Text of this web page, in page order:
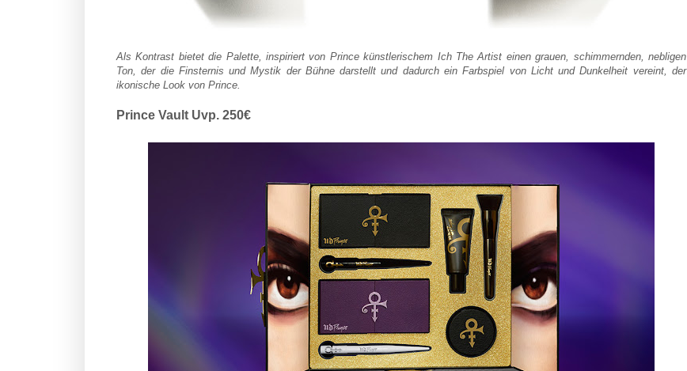
Als Kontrast bietet die Palette, inspiriert von Prince künstlerischem Ich The Artist einen grauen, schimmernden, nebligen
Ton, der die Finsternis und Mystik der Bühne darstellt und dadurch ein Farbspiel von Licht und Dunkelheit vereint, der
ikonische Look von Prince.
Prince Vault Uvp. 250€